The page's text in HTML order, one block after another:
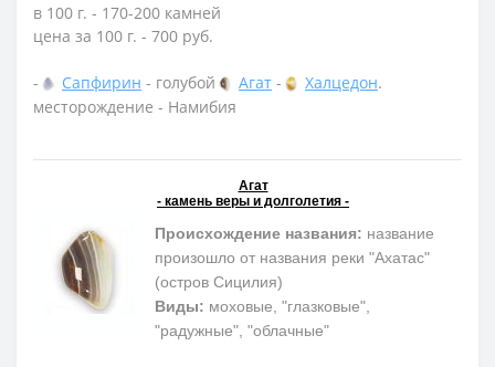
в 100 г. - 170-200 камней
цена за 100 г. - 700 руб.
- Сапфирин - голубой Агат - Халцедон.
месторождение - Намибия
Агат
- камень веры и долголетия -
Происхождение названия: название
произошло от названия реки "Ахатас"
(остров Сицилия)
Виды: моховые, "глазковые",
"радужные", "облачные"